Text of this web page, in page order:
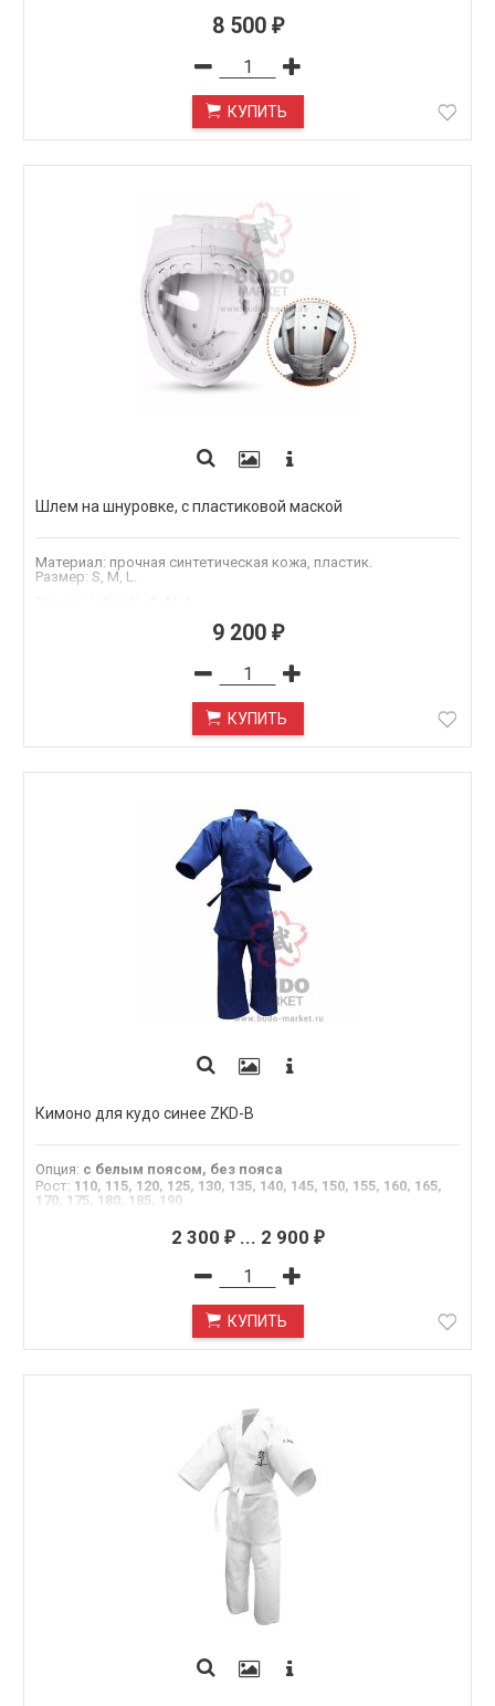
JR, SR, белый, красный
8 500 ₽
КУПИТЬ
Шлем на шнуровке, с пластиковой маской
Материал: прочная синтетическая кожа, пластик.
Размер: S, M, L.
9 200 ₽
КУПИТЬ
Кимоно для кудо синее ZKD-B
Опция: c белым поясом, без пояса
Рост: 110, 115, 120, 125, 130, 135, 140, 145, 150, 155, 160, 165,
170, 175, 180, 185, 190
2 300 ₽... 2 900 ₽
КУПИТЬ